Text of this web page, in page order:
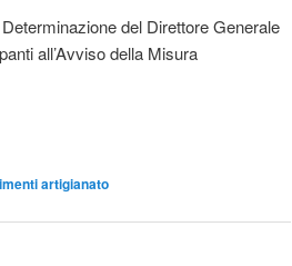
del Direttore Generale
all’Avviso della Misura
artigianato